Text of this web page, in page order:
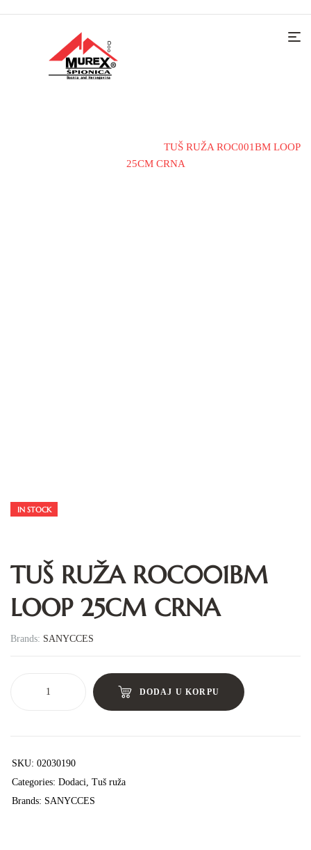
TUŠ RUŽA ROC001BM LOOP
25CM CRNA
IN STOCK
TUŠ RUŽA ROC001BM
LOOP 25CM CRNA
Brands: SANYCCES
DODAJ U KORPU
SKU: 02030190
Categories: Dodaci Tuš ruža
Brands: SANYCCES